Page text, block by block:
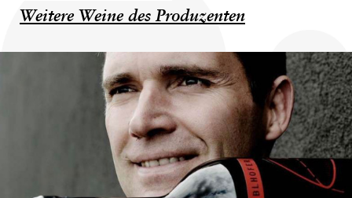
Weitere Weine des Produzenten